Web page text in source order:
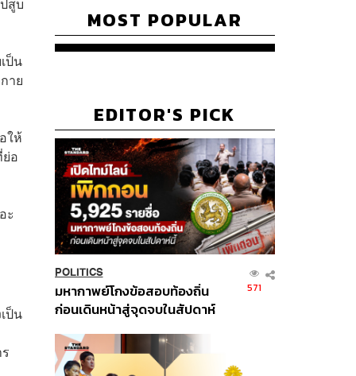
สูบ
ป็น
าย
ให้
อ
ะ
ป็น
MOST POPULAR
EDITOR'S PICK
POLITICS
มหากาพย์โกงข้อสอบท้องถิ่น
ก่อนเดินหน้าสู่จุดจบในสัปดาห์
571